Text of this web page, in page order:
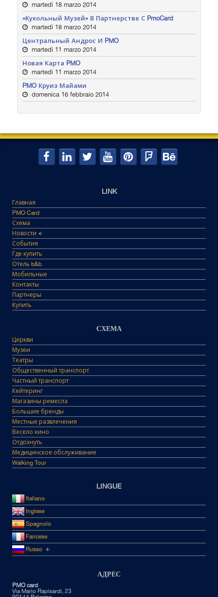
martedì 18 marzo 2014
«Кукольный Музей» В Партнерстве С PmoCard
martedì 18 marzo 2014
Центральный Андрос И PMO
martedì 11 marzo 2014
Новая Карта PMO
martedì 11 marzo 2014
PMO Круиз Майами
domenica 16 febbraio 2014
LINK
Главная
PMO Card
Схема
Новости
События
Где купить
Отель b&b
Мобильные
Контакты
Партнеры
Купить
СХЕМА
Церкви
Музеи
Театры
Общественный транспорт
Частный транспорт
Кейтеринг
Магазины ремесла
Большие бренды
Местные развлечения
Весело кино
Отдохнуть
Медицинское обслуживание
Walking Tour
LINGUE
Italiano
Inglese
Spagnolo
Fancese
Russo
АДРЕС
PMO card
Via Mario Rapisardi, 23